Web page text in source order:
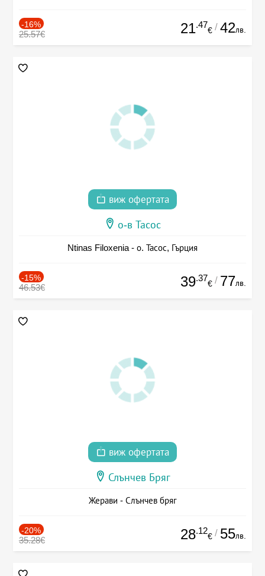
-16%
25.57€ 21.47
€ / 42лв.
виж офертата
о-в Тасос
Ntinas Filoxenia - о. Тасос, Гърция
-15%
46.53€ 39.37
€ / 77лв.
виж офертата
Слънчев Бряг
Жерави - Слънчев бряг
-20%
35.28€ 28.12
€ / 55лв.